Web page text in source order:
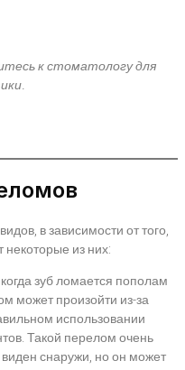
к стоматологу для
в зависимости от того,
из них:
зуб ломается пополам
может произойти из-за
использовании
Такой перелом очень
виден снаружи, но он может